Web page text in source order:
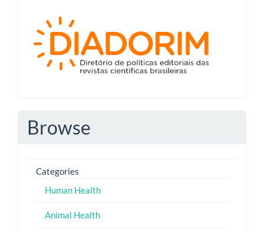
Diadorim
Browse
Categories
Human Health
Animal Health